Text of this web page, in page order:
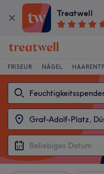
Treatwell
FRISEUR NÄGEL